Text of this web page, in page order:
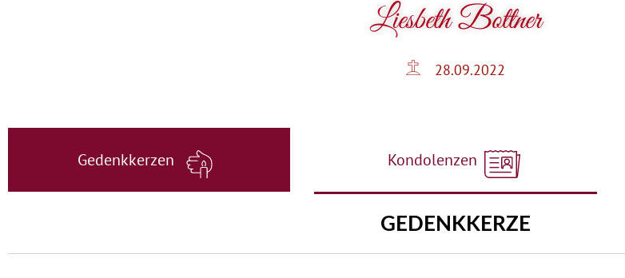
Liesbeth Bottner
28.09.2022
Gedenkkerzen Kondolenzen
GEDENKKERZE